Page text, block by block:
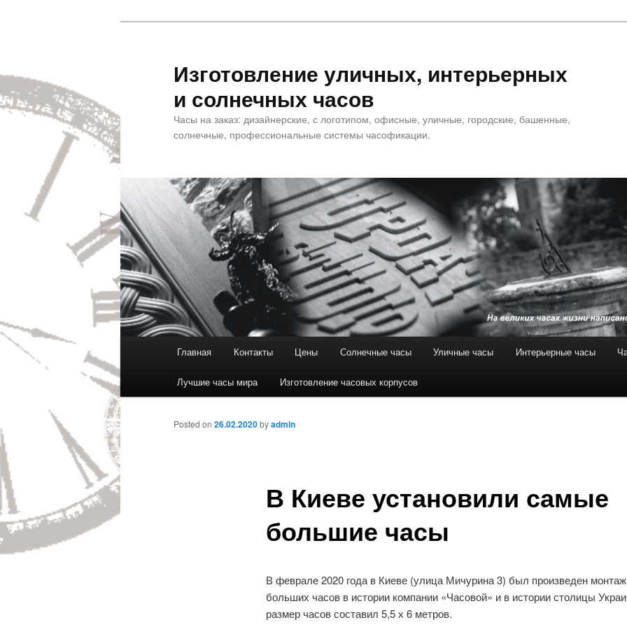
Изготовление уличных, интерьерных
и солнечных часов
Часы на заказ: дизайнерские, с логотипом, офисные, уличные, городские, башенные,
солнечные, профессиональные системы часофикации.
Skip to primary content
Главная Контакты Цены Солнечные часы Уличные часы Интерьерные часы
Лучшие часы мира Изготовление часовых корпусов
В Киеве установили самые
большие часы
Posted on 26.02.2020byadmin
В феврале 2020 года в Киеве (улица Мичурина 3) был произведен
больших часов в истории компании «Часовой» и в истории столицы
размер часов составил 5,5 х 6 метров.